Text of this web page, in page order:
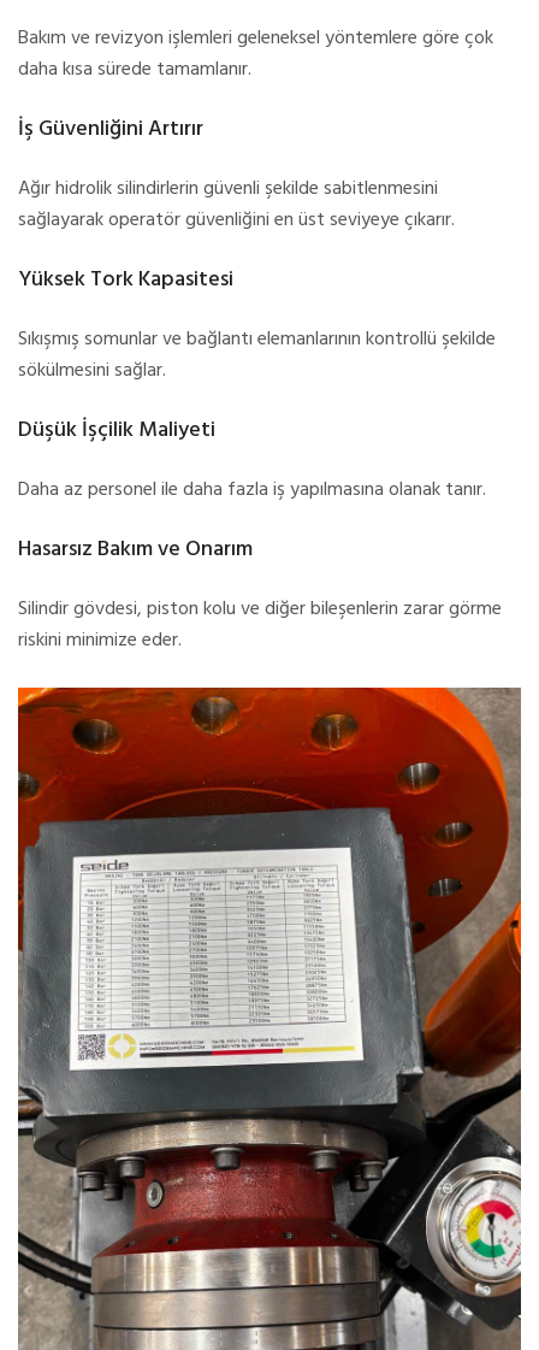
Bakım ve revizyon işlemleri geleneksel yöntemlere göre çok
daha kısa sürede tamamlanır.
İş Güvenliğini Artırır
Ağır hidrolik silindirlerin güvenli şekilde sabitlenmesini
sağlayarak operatör güvenliğini en üst seviyeye çıkarır.
Yüksek Tork Kapasitesi
Sıkışmış somunlar ve bağlantı elemanlarının kontrollü şekilde
sökülmesini sağlar.
Düşük İşçilik Maliyeti
Daha az personel ile daha fazla iş yapılmasına olanak tanır.
Hasarsız Bakım ve Onarım
Silindir gövdesi, piston kolu ve diğer bileşenlerin zarar görme
riskini minimize eder.